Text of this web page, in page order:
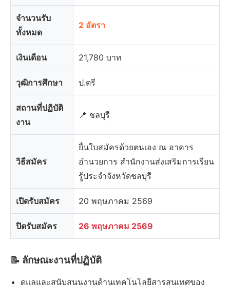
จำนวนรับ
ทั้งหมด
2 อัตรา
เงินเดือน 21,780 บาท
วุฒิการศึกษา ป.ตรี
สถานที่ปฏิบัติ
งาน
📍 ชลบุรี
วิธีสมัคร
ยื่นใบสมัครด้วยตนเอง ณ อาคาร
อำนวยการ สำนักงานส่งเสริมการเรียน
รู้ประจำจังหวัดชลบุรี
เปิดรับสมัคร 20 พฤษภาคม 2569
ปิดรับสมัคร 26 พฤษภาคม 2569
📝 ลักษณะงานที่ปฏิบัติ
ดูแลและสนับสนุนงานด้านเทคโนโลยีสารสนเทศของ